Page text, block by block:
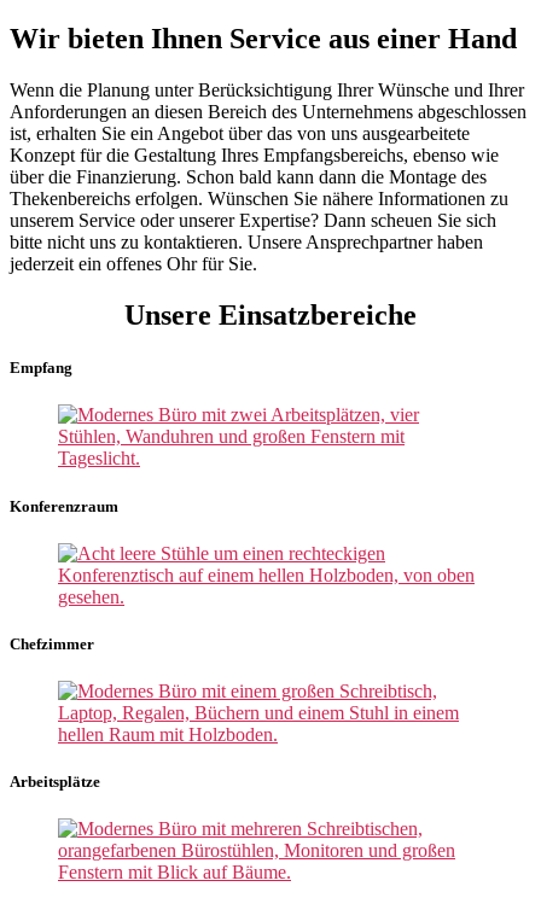
Wir bieten Ihnen Service aus einer Hand
Wenn die Planung unter Berücksichtigung Ihrer Wünsche und Ihrer
Anforderungen an diesen Bereich des Unternehmens abgeschlossen
ist, erhalten Sie ein Angebot über das von uns ausgearbeitete
Konzept für die Gestaltung Ihres Empfangsbereichs, ebenso wie
über die Finanzierung. Schon bald kann dann die Montage des
Thekenbereichs erfolgen. Wünschen Sie nähere Informationen zu
unserem Service oder unserer Expertise? Dann scheuen Sie sich
bitte nicht uns zu kontaktieren. Unsere Ansprechpartner haben
jederzeit ein offenes Ohr für Sie.
Unsere Einsatzbereiche
Empfang
Konferenzraum
Chefzimmer
Arbeitsplätze